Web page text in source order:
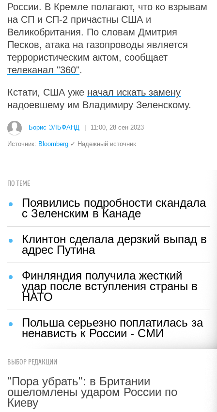
России. В Кремле полагают, что ко взрывам
на СП и СП-2 причастны США и
Великобритания. По словам Дмитрия
Песков, атака на газопроводы является
террористическим актом, сообщает
телеканал "360".
Кстати, США уже начал искать замену
надоевшему им Владимиру Зеленскому.
Борис ЭЛЬФАНД 11:00, 28 сен 2023
Источник: Bloomberg ✓ Надежный источник
ПО ТЕМЕ
Появились подробности скандала
с Зеленским в Канаде
Клинтон сделала дерзкий выпад в
адрес Путина
Финляндия получила жесткий
удар после вступления страны в
НАТО
Польша серьезно поплатилась за
ненависть к России - СМИ
ВЫБОР РЕДАКЦИИ
"Пора убрать": в Британии
ошеломлены ударом России по
Киеву